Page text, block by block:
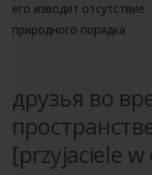
его изводит отсутствие
природного порядка
друзья во
[przyjaciele w